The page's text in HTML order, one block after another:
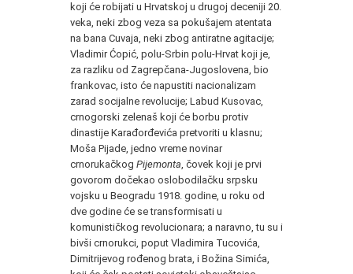
koji će robijati u Hrvatskoj u drugoj deceniji 20.
veka, neki zbog veza sa pokušajem atentata
na bana Cuvaja, neki zbog antiratne agitacije;
Vladimir Ćopić, polu-Srbin polu-Hrvat koji je,
za razliku od Zagrepčana-Jugoslovena, bio
frankovac, isto će napustiti nacionalizam
zarad socijalne revolucije; Labud Kusovac,
crnogorski zelenaš koji će borbu protiv
dinastije Karađorđevića pretvoriti u klasnu;
Moša Pijade, jedno vreme novinar
crnorukačkog Pijemonta, čovek koji je prvi
govorom dočekao oslobodilačku srpsku
vojsku u Beogradu 1918. godine, u roku od
dve godine će se transformisati u
komunističkog revolucionara; a naravno, tu su i
bivši crnorukci, poput Vladimira Tucovića,
Dimitrijevog rođenog brata, i Božina Simića,